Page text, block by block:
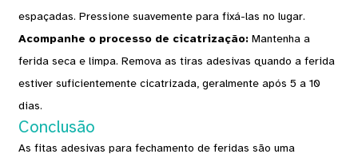
espaçadas. Pressione suavemente para fixá-las no lugar.
Acompanhe o processo de cicatrização:Mantenha a
ferida seca e limpa. Remova as tiras adesivas quando a ferida
estiver suficientemente cicatrizada, geralmente após 5 a 10
dias.
Conclusão
As fitas adesivas para fechamento de feridas são uma